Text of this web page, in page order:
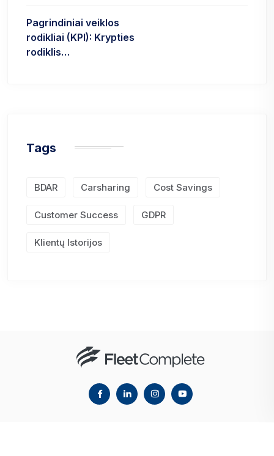
Pagrindiniai veiklos
rodikliai (KPI): Krypties
rodiklis…
Tags
BDAR Carsharing Cost Savings
Customer Success GDPR
Klientų Istorijos